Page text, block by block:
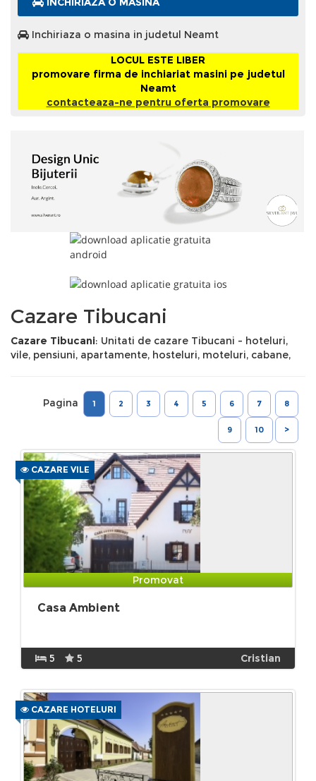
Inchiriaza o masina in judetul Neamt
LOCUL ESTE LIBER
promovare firma de inchiariat masini pe judetul
Neamt
contacteaza-ne pentru oferta promovare
Cazare Tibucani
Cazare Tibucani: Unitati de cazare Tibucani - hoteluri,
vile, pensiuni, apartamente, hosteluri, moteluri, cabane,
Pagina 1 2 3 4 5 6 7 8
9 10 >
CAZARE VILE
Promovat
Casa Ambient
5 5 Cristian
CAZARE HOTELURI